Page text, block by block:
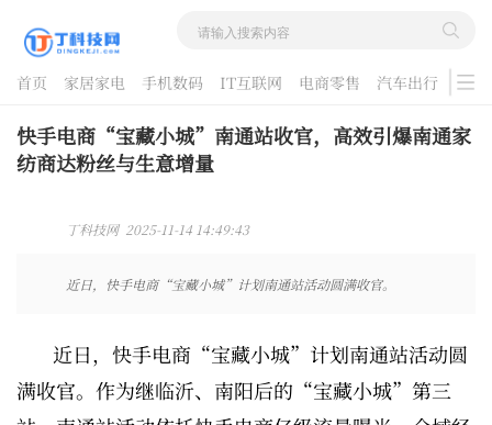
首页 家居家电 手机数码 IT互联网 电商零售 汽车出行
游戏
酷品评测
快手电商“宝藏小城”南通站收官，高效引爆南通家
纺商达粉丝与生意增量
丁科技网 2025-11-14 14:49:43
近日，快手电商“宝藏小城”计划南通站活动圆满收官。
近日，快手电商“宝藏小城”计划南通站活动圆
满收官。作为继临沂、南阳后的“宝藏小城”第三